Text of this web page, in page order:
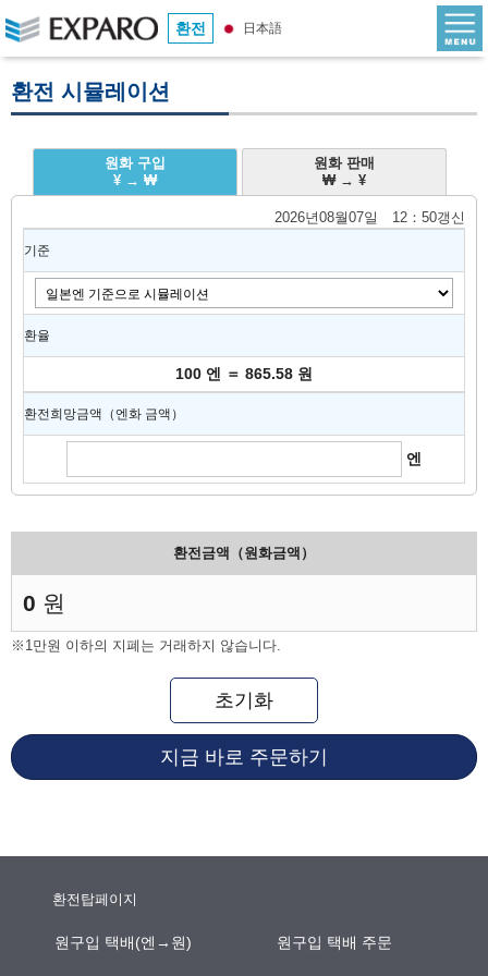
환전 日本語
환전 시뮬레이션
원화 구입
¥ → ₩
원화 판매
₩ → ¥
2026년08월07일 12：50갱신
기준
환율
100 엔 ＝ 865.58 원
환전희망금액（엔화 금액）
엔
환전금액（원화금액）
0 원
※1만원 이하의 지폐는 거래하지 않습니다.
초기화
지금 바로 주문하기
환전탑페이지
원구입 택배(엔→원) 원구입 택배 주문